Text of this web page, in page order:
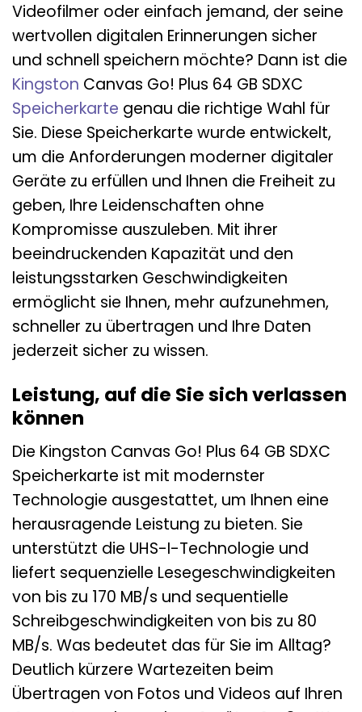
Videofilmer oder einfach jemand, der seine
wertvollen digitalen Erinnerungen sicher
und schnell speichern möchte? Dann ist die
Kingston Canvas Go! Plus 64 GB SDXC
Speicherkarte genau die richtige Wahl für
Sie. Diese Speicherkarte wurde entwickelt,
um die Anforderungen moderner digitaler
Geräte zu erfüllen und Ihnen die Freiheit zu
geben, Ihre Leidenschaften ohne
Kompromisse auszuleben. Mit ihrer
beeindruckenden Kapazität und den
leistungsstarken Geschwindigkeiten
ermöglicht sie Ihnen, mehr aufzunehmen,
schneller zu übertragen und Ihre Daten
jederzeit sicher zu wissen.
Leistung, auf die Sie sich verlassen
können
Die Kingston Canvas Go! Plus 64 GB SDXC
Speicherkarte ist mit modernster
Technologie ausgestattet, um Ihnen eine
herausragende Leistung zu bieten. Sie
unterstützt die UHS-I-Technologie und
liefert sequenzielle Lesegeschwindigkeiten
von bis zu 170 MB/s und sequentielle
Schreibgeschwindigkeiten von bis zu 80
MB/s. Was bedeutet das für Sie im Alltag?
Deutlich kürzere Wartezeiten beim
Übertragen von Fotos und Videos auf Ihren